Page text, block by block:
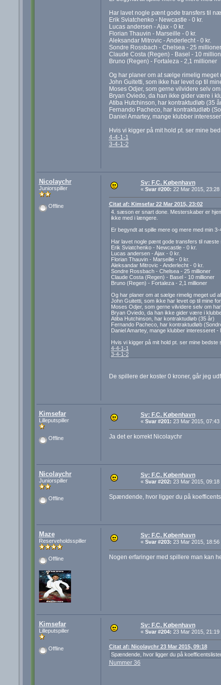
Har lavet nogle pænt gode transfers til
Erik Sviatchenko - Newcastle - 0 kr.
Lucas andersen - Ajax - 0 kr.
Florian Thauvin - Marseille - 0 kr.
Aleksandar Mitrovic - Anderlecht - 0 kr.
Sondre Rossbach - Chelsea - 25 millioner
Claude Costa (Regen) - Basel - 10
Bruno (Regen) - Fortaleza - 2,1 millioner
Og har planer om at sælge rimelig meget
John Guitetti, som ikke har levet op til
Moses Odjer, som gerne vilvidere selv
Bryan Oviedo, da han ikke gider være i
Atiba Hutchinson, har kontraktudløb (35
Fernando Pacheco, har kontraktudløb
Daniel Amartey, mange klubber
Hvis vi kigger på mit hold pt. ser mine
4-4-1-1
3-4-1-2
Nicolaychr
Juniorspiller
Offline
Sv: F.C. København
« Svar #200: 22 Mar 2015, 23:28
Citat af: Kimsefar 22 Mar 2015, 23:02
4. sæson er snart done. Mesterskaber er
ikke med i længere.
Er begyndt at spille mere og mere med min
Har lavet nogle pænt gode transfers til
Erik Sviatchenko - Newcastle - 0 kr.
Lucas andersen - Ajax - 0 kr.
Florian Thauvin - Marseille - 0 kr.
Aleksandar Mitrovic - Anderlecht - 0 kr.
Sondre Rossbach - Chelsea - 25 millioner
Claude Costa (Regen) - Basel - 10 millioner
Bruno (Regen) - Fortaleza - 2,1 millioner
Og har planer om at sælge rimelig meget ud
John Guitetti, som ikke har levet op til mine
Moses Odjer, som gerne vilvidere selv om
Bryan Oviedo, da han ikke gider være i
Atiba Hutchinson, har kontraktudløb (35 år)
Fernando Pacheco, har kontraktudløb
Daniel Amartey, mange klubber interesseret -
Hvis vi kigger på mit hold pt. ser mine bedste
4-4-1-1
3-4-1-2
De spillere der koster 0 kroner, går jeg
Kimsefar
Lilleputspiller
Offline
Sv: F.C. København
« Svar #201: 23 Mar 2015, 07:43
Ja det er korrekt Nicolaychr
Nicolaychr
Juniorspiller
Offline
Sv: F.C. København
« Svar #202: 23 Mar 2015, 09:18
Spændende, hvor ligger du på
Maze
Reserveholdsspiller
Offline
Sv: F.C. København
« Svar #203: 23 Mar 2015, 18:56
Nogen erfaringer med spillere man kan
Kimsefar
Lilleputspiller
Offline
Sv: F.C. København
« Svar #204: 23 Mar 2015, 21:19
Citat af: Nicolaychr 23 Mar 2015, 09:18
Spændende, hvor ligger du på
Nummer 36